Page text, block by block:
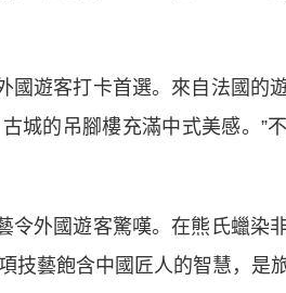
遊客打卡首選。來自法國的遊
城的吊腳樓充滿中式美感。”
外國遊客驚嘆。在熊氏蠟染
技藝飽含中國匠人的智慧，是